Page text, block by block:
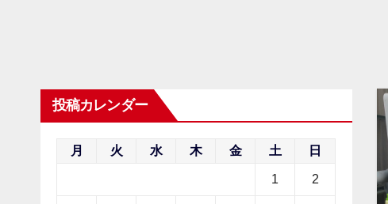
投稿カレンダー
月 火 水 木 金 土 日
1 2